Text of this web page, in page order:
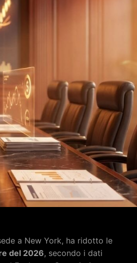
a New York, ha ridotto le
del 2026, secondo i dati